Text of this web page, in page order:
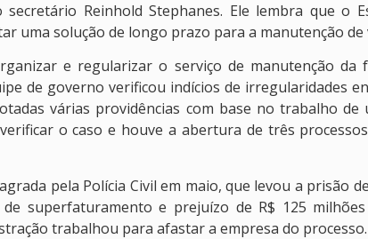
secretário Reinhold Stephanes. Ele lembra que o
uma solução de longo prazo para a manutenção de
e regularizar o serviço de manutenção da
de governo verificou indícios de irregularidades
várias providências com base no trabalho de
o caso e houve a abertura de três
pela Polícia Civil em maio, que levou a prisão
superfaturamento e prejuízo de R$ 125
trabalhou para afastar a empresa do processo.